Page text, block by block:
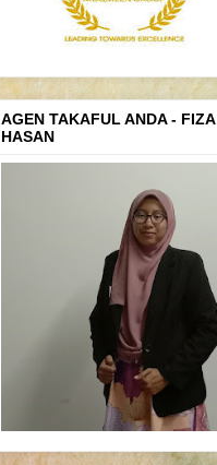
AGEN TAKAFUL ANDA - FIZA
HASAN